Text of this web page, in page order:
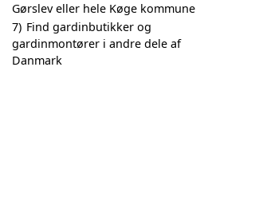
Gørslev eller hele Køge kommune
7) Find gardinbutikker og
gardinmontører i andre dele af
Danmark